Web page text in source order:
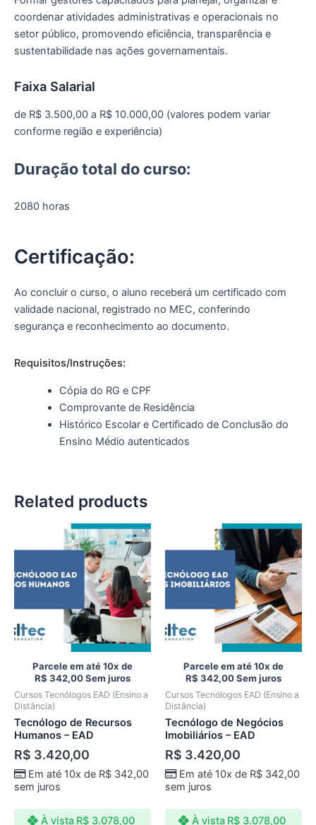
coordenar atividades administrativas e operacionais no
setor público, promovendo eficiência, transparência e
sustentabilidade nas ações governamentais.
Faixa Salarial
de R$ 3.500,00 a R$ 10.000,00 (valores podem variar
conforme região e experiência)
Duração total do curso:
2080 horas
Certificação:
Ao concluir o curso, o aluno receberá um certificado com
validade nacional, registrado no MEC, conferindo
segurança e reconhecimento ao documento.
Requisitos/Instruções:
Cópia do RG e CPF
Comprovante de Residência
Histórico Escolar e Certificado de Conclusão do
Ensino Médio autenticados
Related products
Parcele em até 10x de
R$ 342,00Sem juros
Cursos Tecnólogos EAD (Ensino a
Distância)
Tecnólogo de Recursos
Humanos – EAD
R$ 3.420,00
Em até 10x de R$342,00
sem juros
À vista R$ 3.078,00
Parcele em até 10x de
R$ 342,00Sem juros
Cursos Tecnólogos EAD (Ensino a
Distância)
Tecnólogo de Negócios
Imobiliários – EAD
R$ 3.420,00
Em até 10x de R$342,00
sem juros
À vista R$ 3.078,00